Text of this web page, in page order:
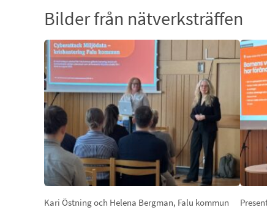
Bilder från nätverksträffen
Kari Östning och Helena Bergman, Falu kommun